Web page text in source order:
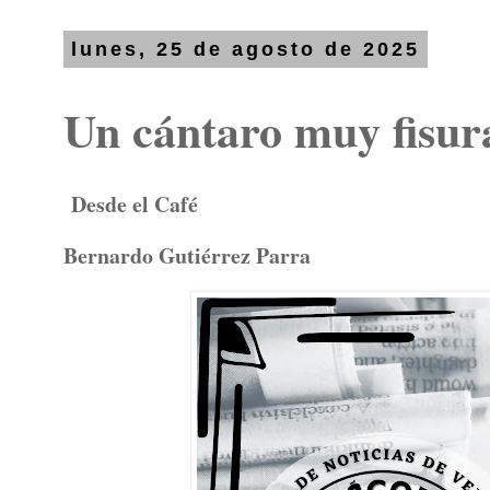
lunes, 25 de agosto de 2025
Un cántaro muy
Desde el Café
Bernardo Gutiérrez Parra